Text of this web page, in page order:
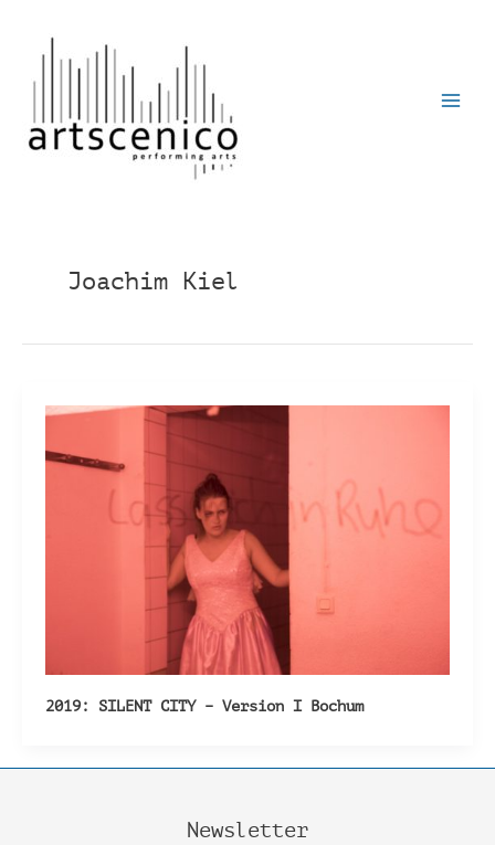
Inhalt
springen
Joachim Kiel
2019: SILENT CITY – Version I Bochum
Newsletter